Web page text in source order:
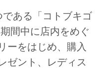
ある「コトブキゴ
間中に店内をめぐ
ーをはじめ、購入
ゼント、レディス